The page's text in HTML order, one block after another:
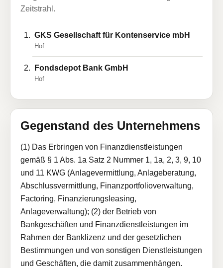
Zeitstrahl.
GKS Gesellschaft für Kontenservice mbH
Hof
Fondsdepot Bank GmbH
Hof
Gegenstand des Unternehmens
(1) Das Erbringen von Finanzdienstleistungen
gemäß § 1 Abs. 1a Satz 2 Nummer 1, 1a, 2, 3, 9, 10
und 11 KWG (Anlagevermittlung, Anlageberatung,
Abschlussvermittlung, Finanzportfolioverwaltung,
Factoring, Finanzierungsleasing,
Anlageverwaltung); (2) der Betrieb von
Bankgeschäften und Finanzdienstleistungen im
Rahmen der Banklizenz und der gesetzlichen
Bestimmungen und von sonstigen Dienstleistungen
und Geschäften, die damit zusammenhängen.